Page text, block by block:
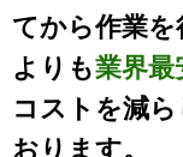
てから作業を
よりも業界最
コストを減
おります。